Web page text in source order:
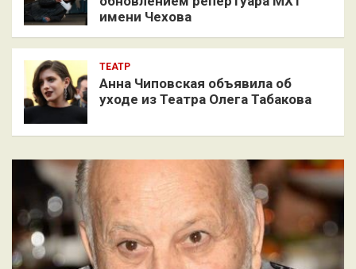
имени Чехова
ТЕАТР
Анна Чиповская объявила об
уходе из Театра Олега Табакова